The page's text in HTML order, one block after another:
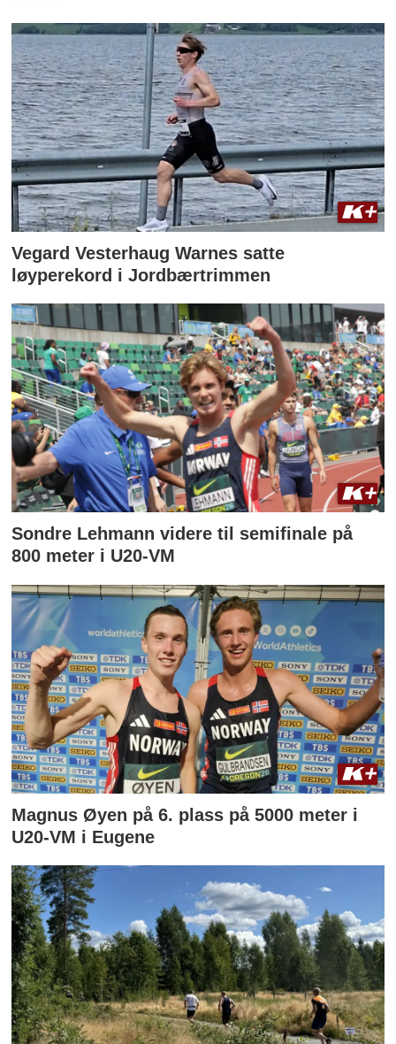
Vegard Vesterhaug Warnes satte
løyperekord i Jordbærtrimmen
Sondre Lehmann videre til semifinale på
800 meter i U20-VM
Magnus Øyen på 6. plass på 5000 meter i
U20-VM i Eugene